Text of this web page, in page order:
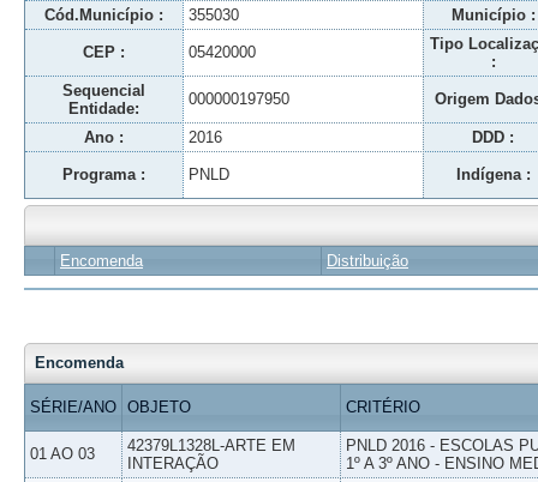
Cód.Município : 355030 Município :
CEP : 05420000
Tipo
:
Sequencial
Entidade:
000000197950 Origem
Ano : 2016 DDD :
Programa : PNLD Indígena :
Encomenda Distribuição
Encomenda
SÉRIE/ANO OBJETO CRITÉRIO
01 AO 03
42379L1328L-ARTE EM
INTERAÇÃO
PNLD 2016 - ESCOLAS
1º A 3º ANO - ENSINO